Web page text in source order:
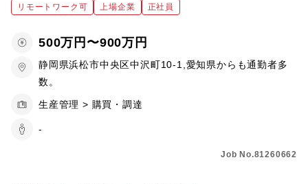
リモートワーク可 上場企業 正社員
500万円〜900万円
静岡県浜松市中央区中沢町10-1,愛知県からも通勤者多
数。
生産管理 > 購買・調達
-
Job No.81260662